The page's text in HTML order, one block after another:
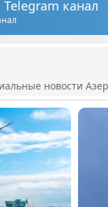
канал
новости